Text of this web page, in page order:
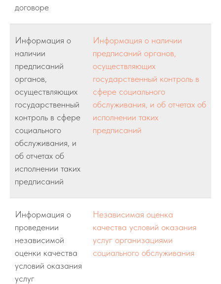
договоре
Информация о
наличии
предписаний
органов,
осуществляющих
государственный
контроль в сфере
социального
обслуживания, и
об отчетах об
исполнении таких
предписаний
Информация о наличии
предписаний органов,
осуществляющих
государственный контроль в
сфере социального
обслуживания, и об отчетах об
исполнении таких
предписаний
Информация о
проведении
независимой
оценки качества
условий оказания
услуг
Независимая оценка
качества условий оказания
услуг организациями
социального обслуживания